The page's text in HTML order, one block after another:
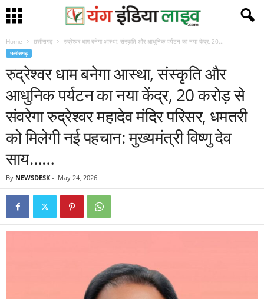
Home छत्तीसगढ़ रुद्रेश्वर धाम बनेगा आस्था, संस्कृति और आधुनिक पर्यटन का नया केंद्र, 20...
छत्तीसगढ़
रुद्रेश्वर धाम बनेगा आस्था, संस्कृति और
आधुनिक पर्यटन का नया केंद्र, 20 करोड़ से
संवरेगा रुद्रेश्वर महादेव मंदिर परिसर, धमतरी
को मिलेगी नई पहचान: मुख्यमंत्री विष्णु देव
साय……
By NEWSDESK - May 24, 2026